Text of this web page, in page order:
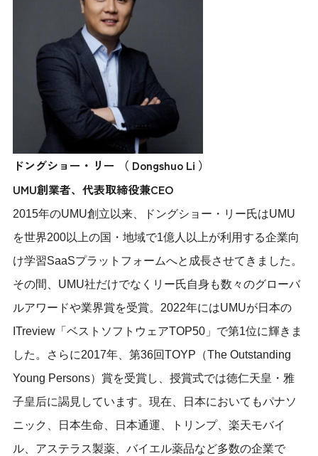
ドングショー・リー （ Dongshuo Li ）
UMU創業者、代表取締役兼CEO
2015年のUMU創立以来、ドングショー・リー氏はUMU
を世界200以上の国・地域で1億人以上が利用する企業向
け学習SaaSプラットフォームへと成長させてきました。
その間、UMU社だけでなくリー氏自身も数々のグローバ
ルアワードや業界賞を受賞。2022年にはUMUが日本の
ITreview「ベストソフトウェアTOP50」で第1位に輝きま
した。さらに2017年、第36回TOYP（The Outstanding
Young Persons）賞を受賞し、授賞式では徳仁天皇・雅
子皇后に謁見しています。現在、日本においてもパナソ
ニック、日本生命、日本通運、トリンプ、楽天モバイ
ル、アステラス製薬、バイエル薬品など多数の企業で